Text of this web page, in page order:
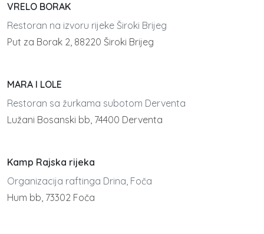
VRELO BORAK
Restoran na izvoru rijeke Široki Brijeg
Put za Borak 2, 88220 Široki Brijeg
MARA I LOLE
Restoran sa žurkama subotom Derventa
Lužani Bosanski bb, 74400 Derventa
Kamp Rajska rijeka
Organizacija raftinga Drina, Foča
Hum bb, 73302 Foča